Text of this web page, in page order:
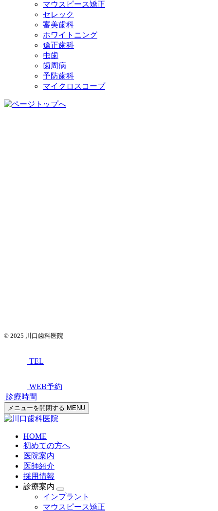
マウスピース矯正
セレック
審美歯科
ホワイトニング
矯正歯科
虫歯
歯周病
予防歯科
マイクロスコープ
© 2025 川口歯科医院
TEL
WEB予約
診療時間
メニューを開閉する MENU
HOME
初めての方へ
医院案内
医師紹介
採用情報
診療案内
インプラント
マウスピース矯正